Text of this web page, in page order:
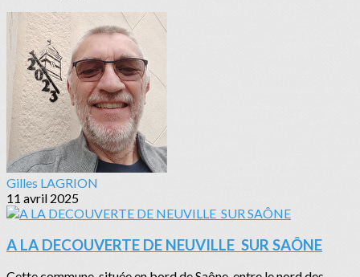
Gilles LAGRION
11 avril 2025
A LA DECOUVERTE DE NEUVILLE SUR SAÔNE